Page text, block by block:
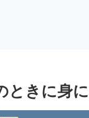
ときに身